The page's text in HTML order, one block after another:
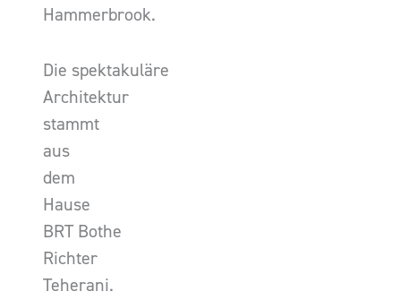
Hammerbrook.
Die spektakuläre
Architektur
stammt
aus
dem
Hause
BRT Bothe
Richter
Teherani.